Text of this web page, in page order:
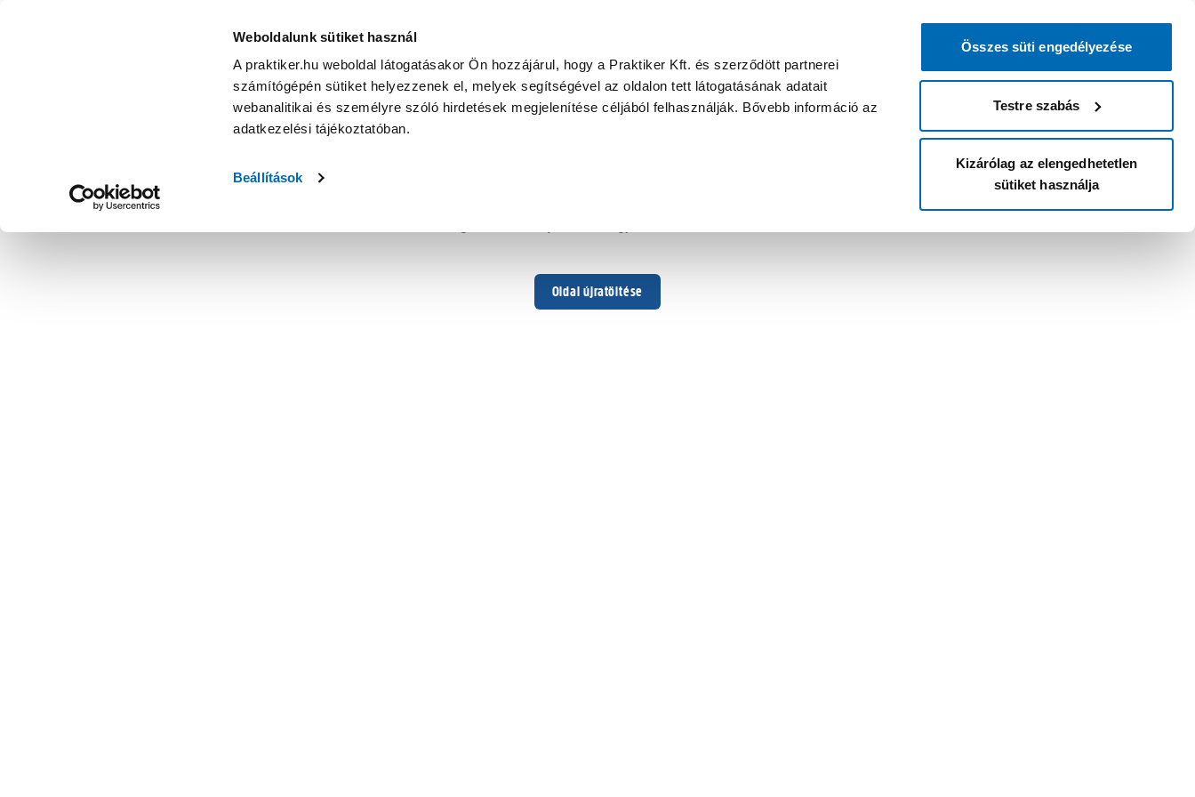
Weboldalunk sütiket használ
A praktiker.hu weboldal látogatásakor Ön hozzájárul, hogy a Praktiker Kft. és szerződött partnerei
számítógépén sütiket helyezzenek el, melyek segítségével az oldalon tett látogatásának adatait
webanalitikai és személyre szóló hirdetések megjelenítése céljából felhasználják. Bővebb információ az
adatkezelési tájékoztatóban.
Beállítások
Összes süti engedélyezése
Testre szabás
Kizárólag az elengedhetetlen
sütiket használja
Oldal újratöltése